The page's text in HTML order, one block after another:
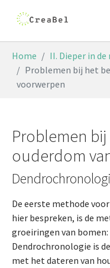
Home
II. Dieper in
Problemen bij het
voorwerpen
Problemen
ouderdom
De eerste methode
hier bespreken, is de
groeiringen van
Dendrochronologie is
met het dateren van